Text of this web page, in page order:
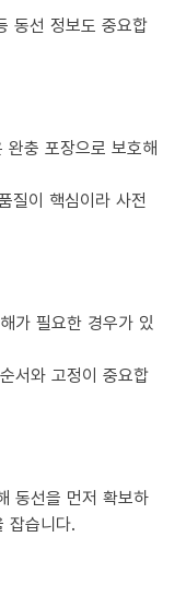
동선 정보도 중요합
완충 포장으로 보호해
질이 핵심이라 사전
가 필요한 경우가 있
서와 고정이 중요합
동선을 먼저 확보하
잡습니다.